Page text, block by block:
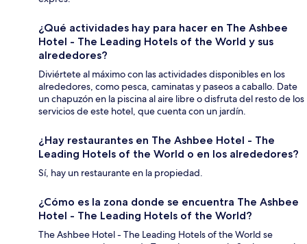
¿Qué actividades hay para hacer en The Ashbee
Hotel - The Leading Hotels of the World y sus
alrededores?
Diviértete al máximo con las actividades disponibles en los
alrededores, como pesca, caminatas y paseos a caballo. Date
un chapuzón en la piscina al aire libre o disfruta del resto de los
servicios de este hotel, que cuenta con un jardín.
¿Hay restaurantes en The Ashbee Hotel - The
Leading Hotels of the World o en los alrededores?
Sí, hay un restaurante en la propiedad.
¿Cómo es la zona donde se encuentra The Ashbee
Hotel - The Leading Hotels of the World?
The Ashbee Hotel - The Leading Hotels of the World se